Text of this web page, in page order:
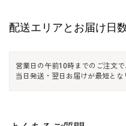
配送エリアとお届け日
営業日の午前10時までのご注文で
当日発送・翌日お届けが最短とな